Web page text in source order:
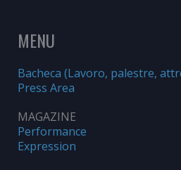
MENU
Bacheca (Lavoro, palestre,
Press Area
MAGAZINE
Performance
Expression